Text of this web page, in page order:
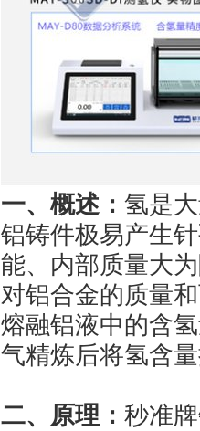
一、概述： 氢是
铝铸件极易产生
能、内部质量大
对铝合金的质量
熔融铝液中的含
气精炼后将氢含
二、原理： 秒准